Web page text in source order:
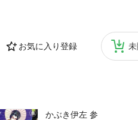
お気に入り登録
かぶき伊左 参